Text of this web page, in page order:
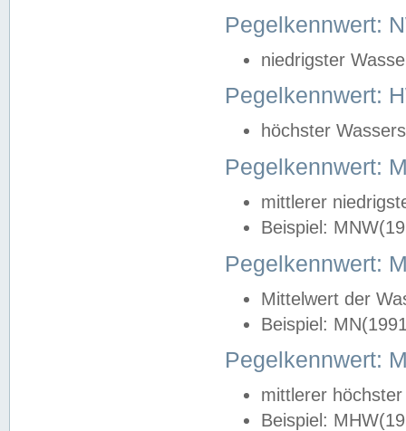
Pegelkennwert:
niedrigster
Pegelkennwert:
höchster
Pegelkennwert:
mittlerer
Beispiel:
Pegelkennwert:
Mittelwert der
Beispiel:
Pegelkennwert:
mittlerer
Beispiel: